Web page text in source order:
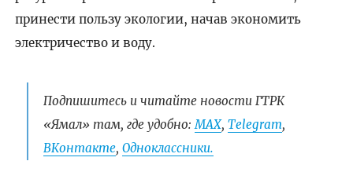
принести пользу экологии, начав экономить
электричество и воду.
Подпишитесь и читайте новости ГТРК
«Ямал» там, где удобно:МАХ, Telegram,
ВКонтакте, Одноклассники.